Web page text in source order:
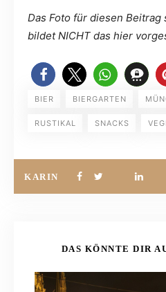
Das Foto für diesen Beitrag
bildet NICHT das hier
BIER BIERGARTEN
RUSTIKAL SNACKS
KARIN
DAS KÖNNTE DIR